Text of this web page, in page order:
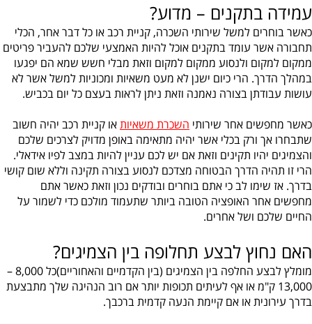
עמידה בתקנים – מדוע?
כאשר בוחרים למשל שירותי השכרה, קניית רכב או כל דבר אחר, הכלי
תחבורה אשר עומד בתקנים אוכל להיות האמצעי שלכם להעביר פריטים
ממקום למקום ולנסוע ממקום למקום וזאת מבלי חשש שמא הם יפגעו
במהלך הדרך. הרי כיום ישנן לא מעט משאיות ומכוניות למשל אשר לא
עושות עבודתן בצורה נאמנה וזאת ניתן לראות בעצם כל יום בכביש.
כאשר מחפשים אחר שירותי השכרת משאיותאו קניית רכב יהיה חשוב
שתבחרו אך ורק בכלי אשר יהיה מתאימה באופן מדויק לצרכים שלכם
והצמיגים יהיו תקינים וזאת אם יש לכם עניין להיות במצב לפיו אידאלי.
הרי זו תהיה הדרך הבטוחה מצדכם לנסוע בצורה תקינה וללא שום קושי
בדרך. אז שימו לב כי אתם בוחרים ובודקים נכון וזאת כאשר אתם
מחפשים אחר האופציה הטובה ביותר שתעמוד מולכם כדי לשמור על
החיים שלכם ושל אחרים.
האם נחוץ לבצע תחלופה בין הצמיגים?
מומלץ לבצע החלפה בין הצמיגים (בין הקדמיים והאחוריים)כל 8,000 –
13,000 ק"מ או אף לעיתים תכופות יותר אם רוב הנהיגה שלך מתבצעת
בדרך עירונית או אם קיימת הנעה קדמית ברכבך.